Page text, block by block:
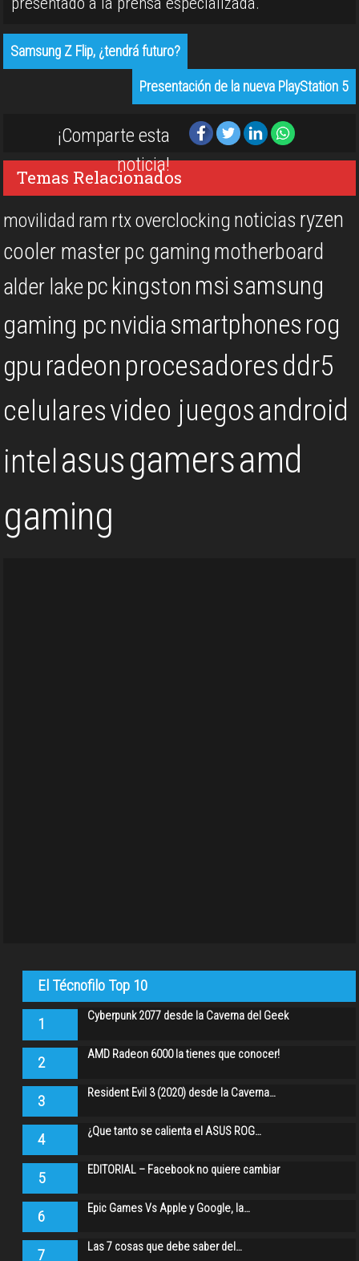
Samsung Z Flip, ¿tendrá futuro?
Presentación de la nueva PlayStation 5
¡Comparte esta
noticia!
Temas Relacionados
movilidad ram rtxoverclocking noticias ryzen
cooler masterpc gamingmotherboard
alder lakepc kingston msi samsung
gaming pcnvidiasmartphones rog
gpu radeon procesadoresddr5
celularesvideo juegosandroid
intelasusgamersamd
gaming
El Técnofilo Top 10
1 Cyberpunk 2077 desde la Caverna del Geek
2 AMD Radeon 6000 la tienes que conocer!
3 Resident Evil 3 (2020) desde la Caverna…
4 ¿Que tanto se calienta el ASUS ROG…
5 EDITORIAL – Facebook no quiere cambiar
6 Epic Games Vs Apple y Google, la…
7 Las 7 cosas que debe saber del…